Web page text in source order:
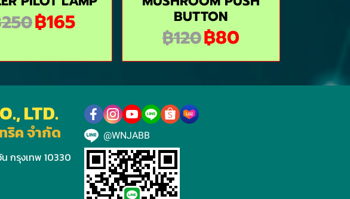
฿165 BUTTON
฿120฿80
LTD.
ริค จำกัด
กรุงเทพ 10330
@WNJABB